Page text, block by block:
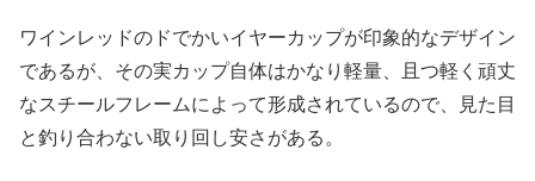
ワインレッドのドでかいイヤーカップが印象的なデザイン
であるが、その実カップ自体はかなり軽量、且つ軽く頑丈
なスチールフレームによって形成されているので、見た目
と釣り合わない取り回し安さがある。